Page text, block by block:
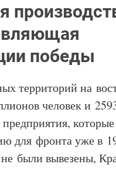
победы
территорий на
человек и
которые
для фронта уже в
были вывезены,